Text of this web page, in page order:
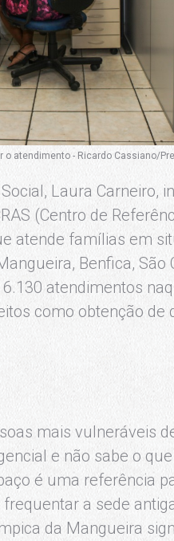
o atendimento - Ricardo Cassiano/
Laura Carneiro,
(Centro de
atende famílias em
Benfica, São
atendimentos
como obtenção de
mais vulneráveis
e não sabe o
é uma referência
a sede
da Mangueira